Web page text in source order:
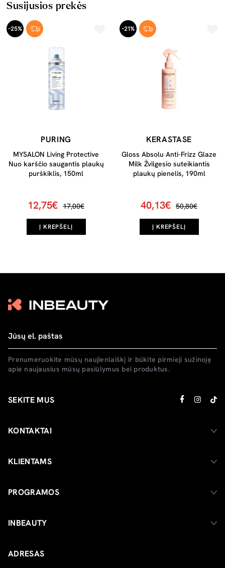
Susijusios prekės
-25%
PURING
MYSALON Living Protective
Nuo karščio saugantis plaukų
purškiklis, 150ml
12,75€ 17,00€
Į KREPŠELĮ
-21%
KERASTASE
Gloss Absolu Anti-Frizz Glaze
Milk Žvilgesio suteikiantis
plaukų pienelis, 190ml
40,13€ 50,80€
Į KREPŠELĮ
Prenumeruokite mūsų naujienlaiškį ir būkite pirmieji sužinoję
apie naujausius mūsų pasiūlymus bei produktus.
SEKITE MUS
KONTAKTAI
KLIENTAMS
PROGRAMOS
INBEAUTY
ADRESAS